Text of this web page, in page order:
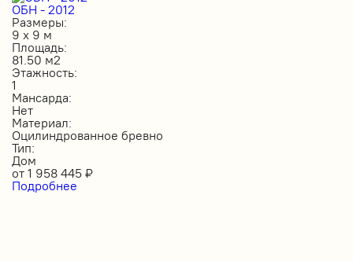
ОБН - 2012
Размеры:
9 х 9 м
Площадь:
81.50 м2
Этажность:
1
Мансарда:
Нет
Материал:
Оцилиндрованное бревно
Тип:
Дом
от 1 958 445 ₽
Подробнее